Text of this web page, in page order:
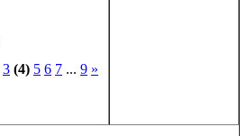
3 (4) 5 6 7 ... 9 »